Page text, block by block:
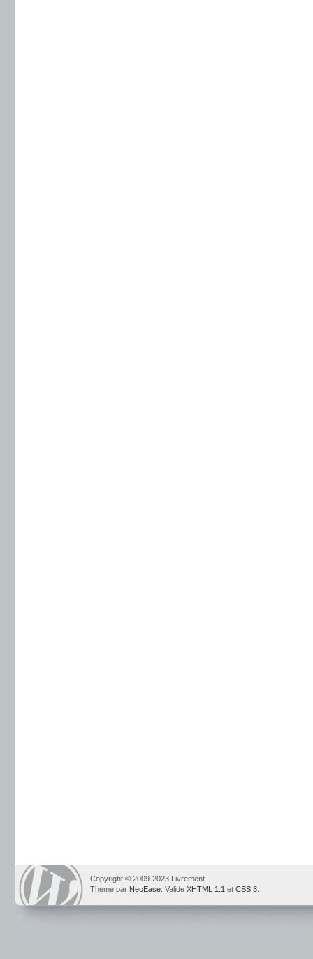
Copyright © 2009-2023 Livrement
Theme par NeoEase . Valide XHTML 1.1 et CSS 3